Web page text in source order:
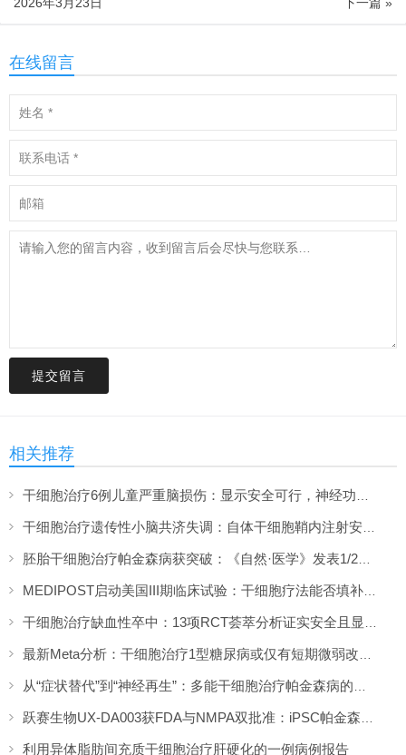
下一篇 »
2026年3月23日
在线留言
提交留言
相关推荐
干细胞治疗6例儿童严重脑损伤：显示安全可行，神经功能改善信号值得关注
干细胞治疗遗传性小脑共济失调：自体干细胞鞘内注射安全性与初步疗效解读
胚胎干细胞治疗帕金森病获突破：《自然·医学》发表1/2期临床12个月随访数据
MEDIPOST启动美国III期临床试验：干细胞疗法能否填补膝骨关节炎“治疗真空”？
干细胞治疗缺血性卒中：13项RCT荟萃分析证实安全且显著改善长期功能预后
最新Meta分析：干细胞治疗1型糖尿病或仅有短期微弱改善，难现持久临床获益
从“症状替代”到“神经再生”：多能干细胞治疗帕金森病的临床转化与未来展望
跃赛生物UX-DA003获FDA与NMPA双批准：iPSC帕金森病疗法中美同步临床
利用异体脂肪间充质干细胞治疗肝硬化的一例病例报告